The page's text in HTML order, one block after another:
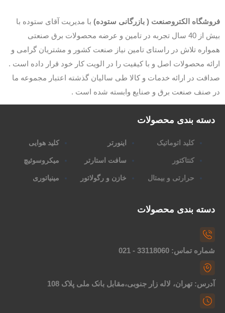
فروشگاه الکتروصنعت ( بازرگانی ستوده) با مدیریت آقای ستوده با
بیش از 40 سال تجربه در تامین و عرضه محصولات برق صنعتی
همواره تلاش در راستای تامین نیاز صنعت کشور و مشتریان گرامی و
ارائه محصولات اصل و با کیفیت را در الویت کار خود قرار داده است .
صداقت در ارائه خدمات و کالا طی سالیان گذشته اعتبار مجموعه ما
در صنف صنعت برق و صنایع وابسته شده است .
دسته بندی محصولات
کلید اتوماتیک
کنتاکتور
حرارتی و بیمتال
اینورتر
سافت استارتر
خازن و رگولاتور
کلید هوایی
میکروسوئیچ
مینیاتوری
دسته بندی محصولات
شماره تماس: 33118060 - 021
آدرس: تهران، لاله زار جنوبی،مقابل بانک ملی پلاک 108